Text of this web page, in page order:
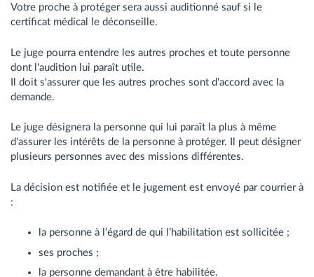
Votre proche à protéger sera aussi auditionné sauf si le
certificat médical le déconseille.
Le juge pourra entendre les autres proches et toute personne
dont l'audition lui paraît utile.
Il doit s'assurer que les autres proches sont d'accord avec la
demande.
Le juge désignera la personne qui lui paraît la plus à même
d'assurer les intérêts de la personne à protéger. Il peut désigner
plusieurs personnes avec des missions différentes.
La décision est notifiée et le jugement est envoyé par courrier à
:
la personne à l’égard de qui l’habilitation est sollicitée ;
ses proches ;
la personne demandant à être habilitée.